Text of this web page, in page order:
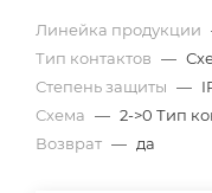
Линейка продукции
Тип контактов —
Степень защиты —
Схема — 2->0 Тип
Возврат — да